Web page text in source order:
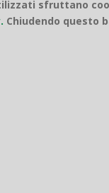
sfruttano
Chiudendo questo